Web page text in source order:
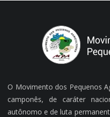
O Movimento dos Pequenos
camponês, de caráter
autônomo e de luta